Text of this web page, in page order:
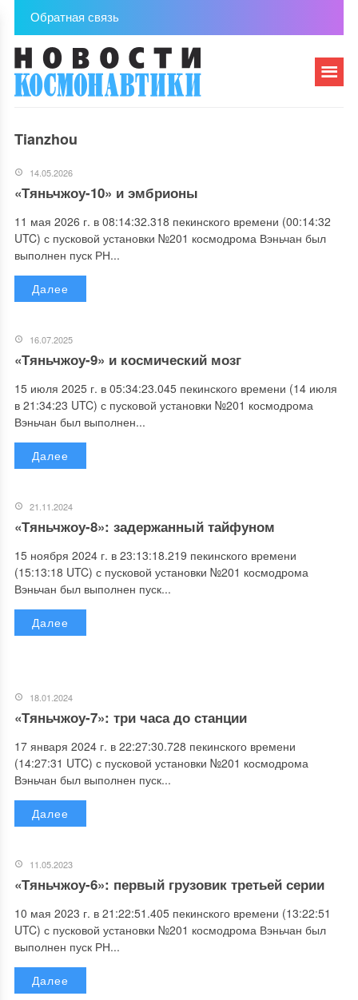
Обратная связь
Tianzhou
14.05.2026
«Тяньчжоу-10» и эмбрионы
11 мая 2026 г. в 08:14:32.318 пекинского времени (00:14:32
UTC) с пусковой установки №201 космодрома Вэньчан был
выполнен пуск РН...
Далее
16.07.2025
«Тяньчжоу-9» и космический мозг
15 июля 2025 г. в 05:34:23.045 пекинского времени (14 июля
в 21:34:23 UTC) с пусковой установки №201 космодрома
Вэньчан был выполнен...
Далее
21.11.2024
«Тяньчжоу-8»: задержанный тайфуном
15 ноября 2024 г. в 23:13:18.219 пекинского времени
(15:13:18 UTC) с пусковой установки №201 космодрома
Вэньчан был выполнен пуск...
Далее
18.01.2024
«Тяньчжоу-7»: три часа до станции
17 января 2024 г. в 22:27:30.728 пекинского времени
(14:27:31 UTC) с пусковой установки №201 космодрома
Вэньчан был выполнен пуск...
Далее
11.05.2023
«Тяньчжоу-6»: первый грузовик третьей серии
10 мая 2023 г. в 21:22:51.405 пекинского времени (13:22:51
UTC) с пусковой установки №201 космодрома Вэньчан был
выполнен пуск РН...
Далее